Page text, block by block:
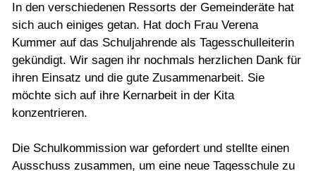
In den verschiedenen Ressorts der Gemeinderäte hat
sich auch einiges getan. Hat doch Frau Verena
Kummer auf das Schuljahrende als Tagesschulleiterin
gekündigt. Wir sagen ihr nochmals herzlichen Dank für
ihren Einsatz und die gute Zusammenarbeit. Sie
möchte sich auf ihre Kernarbeit in der Kita
konzentrieren.
Die Schulkommission war gefordert und stellte einen
Ausschuss zusammen, um eine neue Tagesschule zu